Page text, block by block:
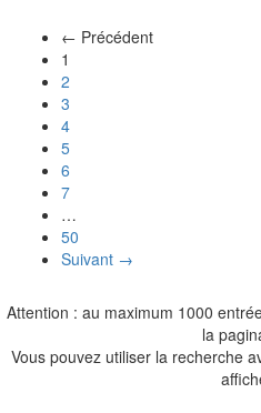
← Précédent
1
2
3
4
5
6
7
…
50
Suivant →
Attention : au maximum 1000
la
Vous pouvez utiliser la recherche